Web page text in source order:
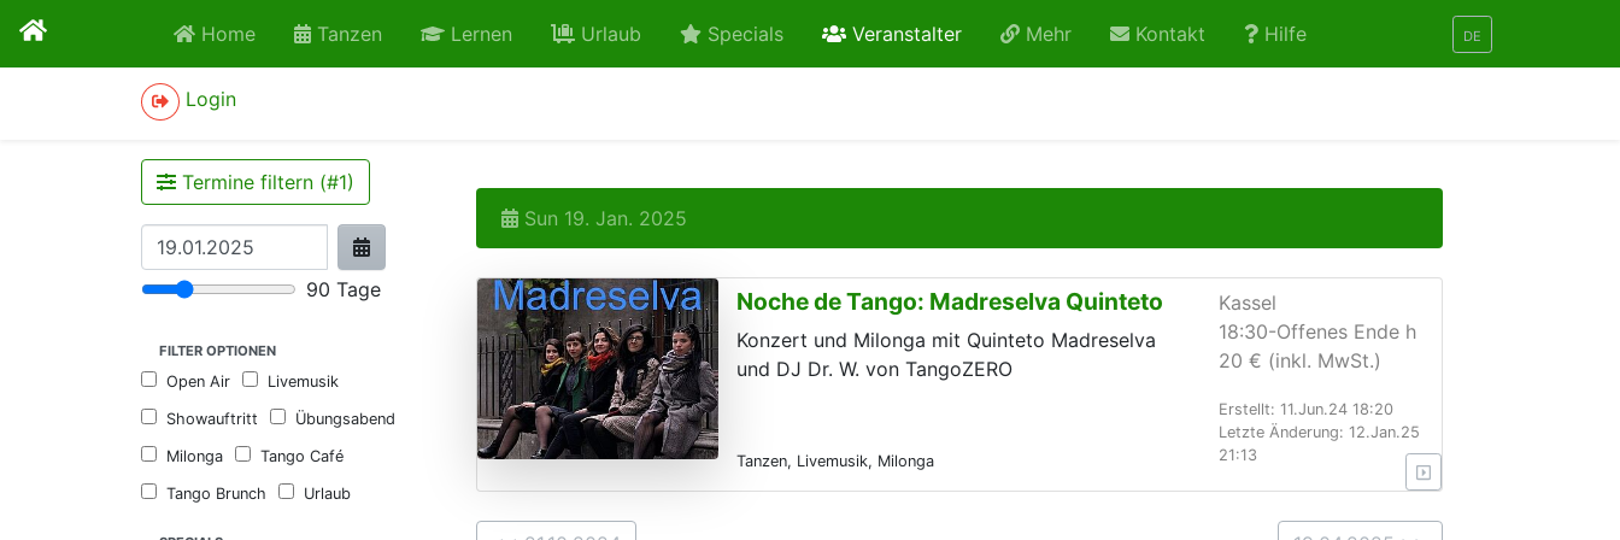
Home Tanzen Lernen Urlaub Specials Veranstalteractive Mehr Kontakt Hilfe DE
Login
Termine filtern (#1)
90 Tage
FILTER OPTIONEN
Open Air Livemusik
Showauftritt Übungsabend
Milonga Tango Café
Tango Brunch Urlaub
Sun 19. Jan. 2025
Noche de Tango: Madreselva Quinteto
Konzert und Milonga mit Quinteto Madreselva
und DJ Dr. W. von TangoZERO
Tanzen, Livemusik, Milonga
Kassel
18:30-Offenes Ende h
20 € (inkl. MwSt.)
Erstellt: 11.Jun.24 18:20
Letzte Änderung: 12.Jan.25
21:13